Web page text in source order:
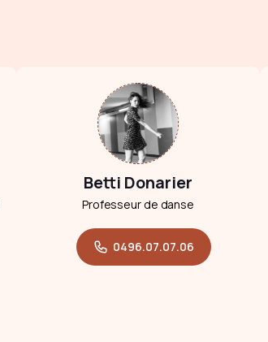
Betti Donarier
Professeur de danse
0496.07.07.06